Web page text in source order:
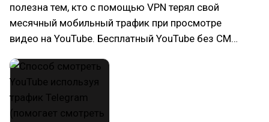
полезна тем, кто с помощью VPN терял свой
месячный мобильный трафик при просмотре
видео на YouTube. Бесплатный YouTube без СМ…